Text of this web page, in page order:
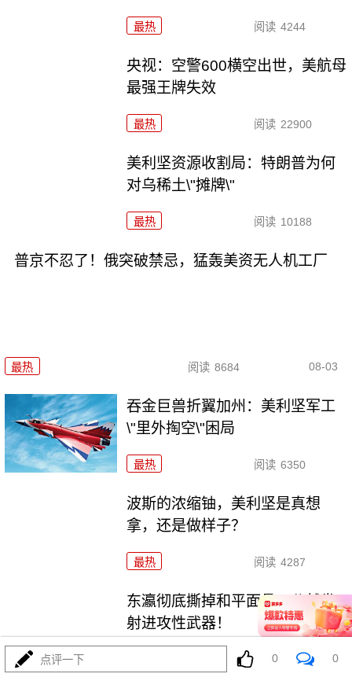
最热 阅读 4244
央视：空警600横空出世，美航母
最强王牌失效
最热 阅读 22900
美利坚资源收割局：特朗普为何
对乌稀土\"摊牌\"
最热 阅读 10188
普京不忍了！俄突破禁忌，猛轰美资无人机工厂
最热 阅读 8684 08-03
吞金巨兽折翼加州：美利坚军工
\"里外掏空\"困局
最热 阅读 6350
波斯的浓缩铀，美利坚是真想
拿，还是做样子？
最热 阅读 4287
东瀛彻底撕掉和平面具，公然发
射进攻性武器！
阅读 11121
点评一下 0 0